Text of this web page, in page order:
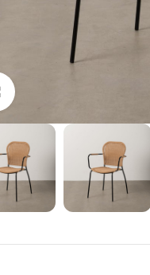
Click to enlarge